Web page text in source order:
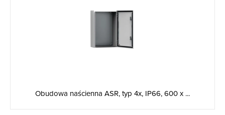
Obudowa naścienna ASR, typ 4x, IP66, 600 x ...